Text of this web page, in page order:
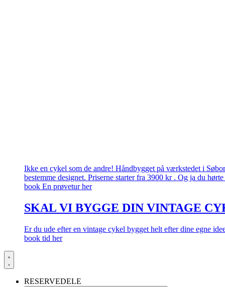
Ikke en cykel som de andre! Håndbygget på værkstedet i
bestemme designet. Priserne starter fra 3900 kr . Og ja du
book En prøvetur her
SKAL VI BYGGE DIN VINTAGE
Er du ude efter en vintage cykel bygget helt efter dine egne
book tid her
RESERVEDELE